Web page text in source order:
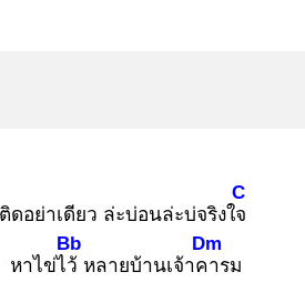
ติดอย่าเดียว ล่ะบ่อนล่ะบ่จริงใจ
C
หาไข่ไว้
Bb
หลายบ้านเจ้าคา
Dm
รม